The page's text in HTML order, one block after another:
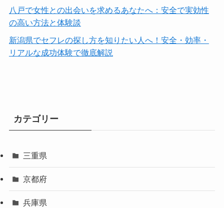
八戸で女性との出会いを求めるあなたへ：安全で実効性
の高い方法と体験談
新潟県でセフレの探し方を知りたい人へ！安全・効率・
リアルな成功体験で徹底解説
カテゴリー
三重県
京都府
兵庫県